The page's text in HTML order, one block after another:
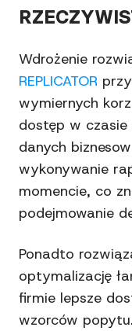
Wdrożenie
REPLICATOR
wymiernych
dostęp w
danych
wykonywanie
momencie, co
podejmowanie
Ponadto
optymalizację
firmie lepsze
wzorców